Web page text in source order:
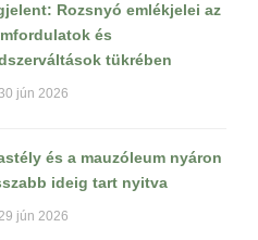
Rozsnyó emlékjelei az
és
tükrében
jún 2026
és a mauzóleum nyáron
ideig tart nyitva
jún 2026